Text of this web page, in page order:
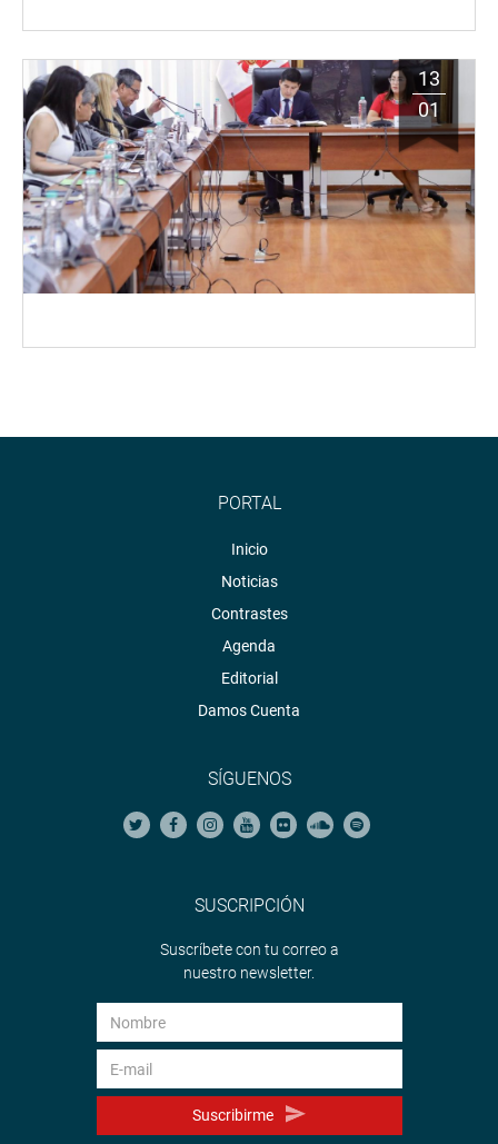
13
01
PORTAL
Inicio
Noticias
Contrastes
Agenda
Editorial
Damos Cuenta
SÍGUENOS
SUSCRIPCIÓN
Suscríbete con tu correo a
nuestro newsletter.
Suscribirme